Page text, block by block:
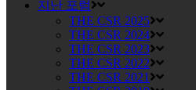
지난 포럼
THE CSR 2025
THE CSR 2024
THE CSR 2023
THE CSR 2022
THE CSR 2021